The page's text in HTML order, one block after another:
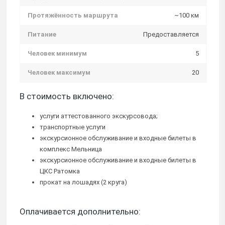
Протяжённость маршрута ~100 км
Питание Предоставляется
Человек минимум 5
Человек максимум 20
В стоимость включено:
услуги аттестованного экскурсовода;
транспортные услуги
экскурсионное обслуживание и входные билеты в
комплекс Мельница
экскурсионное обслуживание и входные билеты в
ЦКС Ратомка
прокат на лошадях (2 круга)
Оплачивается дополнительно: